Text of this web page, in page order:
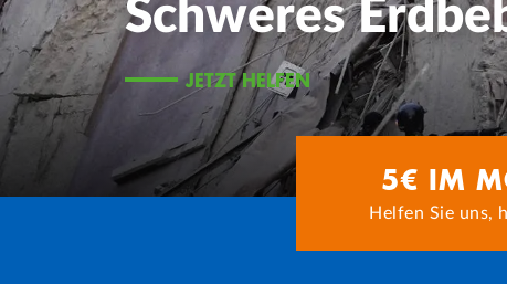
5€ IM
Helfen Sie uns,